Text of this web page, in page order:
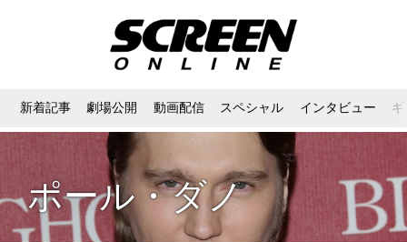
新着記事 劇場公開 動画配信 スペシャル インタビュー
ポール・ダノ